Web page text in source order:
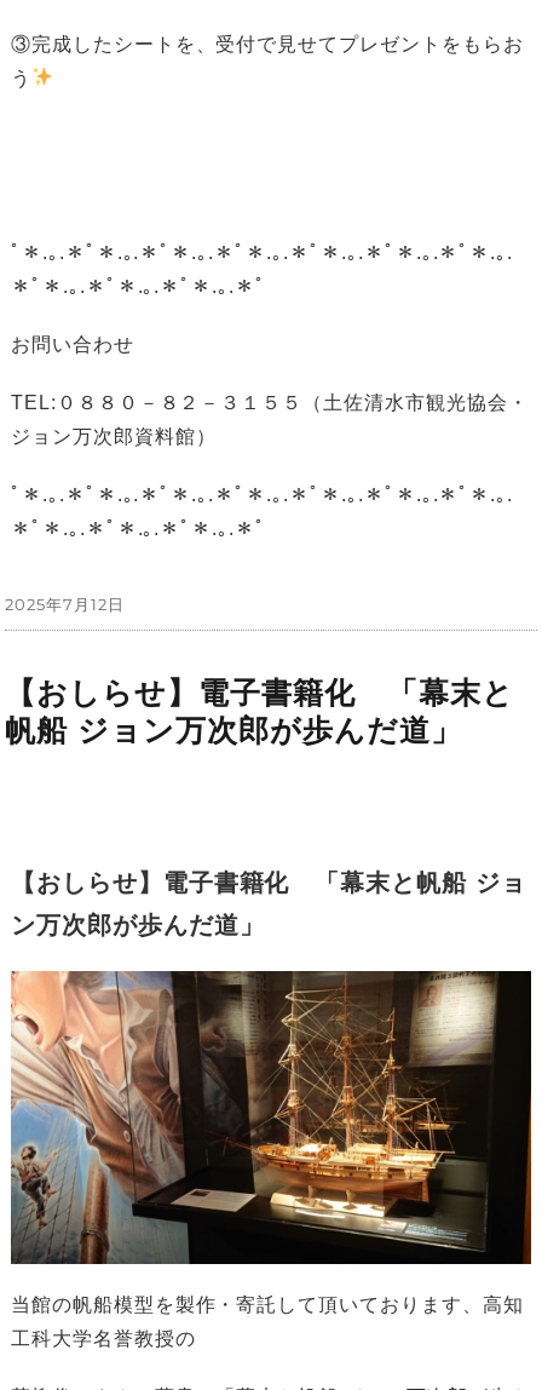
③完成したシートを、受付で見せてプレゼントをもらお
う
ﾟ＊.｡.＊ﾟ＊.｡.＊ﾟ＊.｡.＊ﾟ＊.｡.＊ﾟ＊.｡.＊ﾟ＊.｡.＊ﾟ＊.｡.
＊ﾟ＊.｡.＊ﾟ＊.｡.＊ﾟ＊.｡.＊ﾟ
お問い合わせ
TEL:０８８０－８２－３１５５（土佐清水市観光協会・
ジョン万次郎資料館）
ﾟ＊.｡.＊ﾟ＊.｡.＊ﾟ＊.｡.＊ﾟ＊.｡.＊ﾟ＊.｡.＊ﾟ＊.｡.＊ﾟ＊.｡.
＊ﾟ＊.｡.＊ﾟ＊.｡.＊ﾟ＊.｡.＊ﾟ
投
稿
2025年7月12日
【おしらせ】電子書籍化 「幕末と
帆船 ジョン万次郎が歩んだ道」
【おしらせ】電子書籍化 「幕末と帆船 ジョ
ン万次郎が歩んだ道」
当館の帆船模型を製作・寄託して頂いております、高知
工科大学名誉教授の